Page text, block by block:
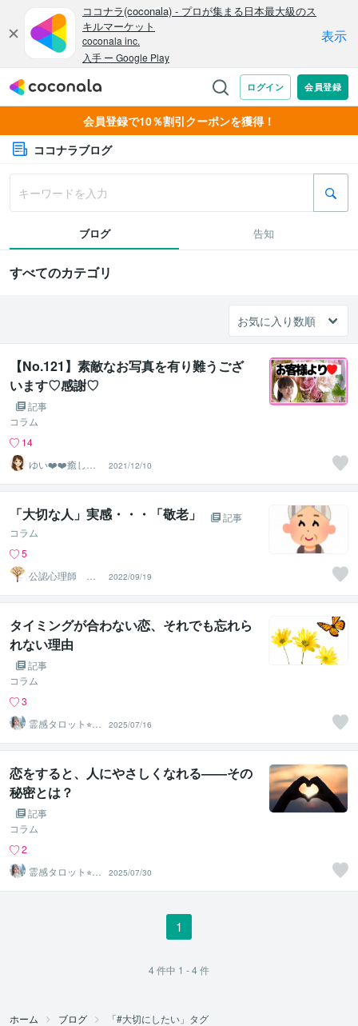
会員登録で10％割引クーポンを獲得！
ココナラブログ
ブログ 告知
すべてのカテゴリ
【No.121】素敵なお写真を有り難うござ
います♡感謝♡
記事
コラム
14
ゆい❤️❤️癒しの
心友
2021/12/10
「大切な人」実感・・・「敬老」
記事
コラム
5
公認心理師 心
の相談所
2022/09/19
タイミングが合わない恋、それでも忘れら
れない理由
記事
コラム
3
霊感タロット⭐︎エ
アリーズ
2025/07/16
恋をすると、人にやさしくなれる――その
秘密とは？
記事
コラム
2
霊感タロット⭐︎エ
アリーズ
2025/07/30
1
4件中 1 - 4件
ホーム ブログ 「#大切にしたい」タグ